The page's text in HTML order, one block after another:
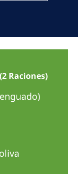
(2 Raciones)